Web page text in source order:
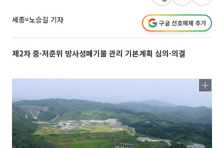
세종=노승길 기자 구글 선호매체 추가
제2차 중·저준위 방사성폐기물 관리 기본계획 심의·의결